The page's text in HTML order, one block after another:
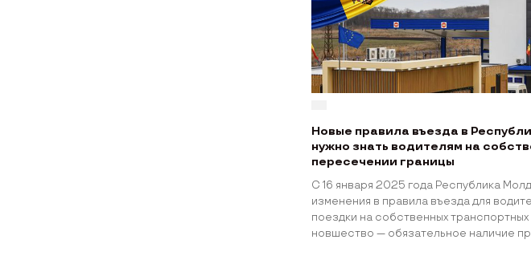
Новые правила въезда в
нужно знать водителям на
пересечении границы
С 16 января 2025 года Республика
изменения в правила въезда для
поездки на собственных
новшество — обязательное наличие